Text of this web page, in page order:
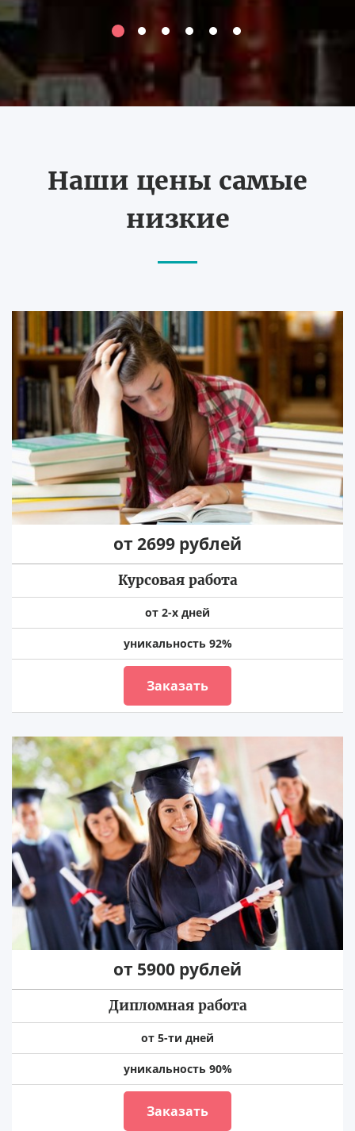
Наши цены самые
низкие
от 2699 рублей
Курсовая работа
от 2-х дней
уникальность 92%
Заказать
от 5900 рублей
Дипломная работа
от 5-ти дней
уникальность 90%
Заказать